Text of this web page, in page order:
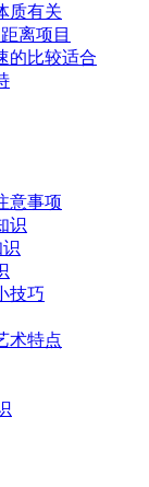
质有关
离项目
的比较适合
意事项
识
技巧
术特点